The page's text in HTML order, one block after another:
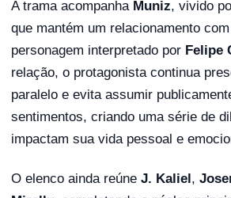
A trama acompanha Muniz, vivido
que mantém um relacionamento com
personagem interpretado por Felipe
relação, o protagonista continua
paralelo e evita assumir
sentimentos, criando uma série de
impactam sua vida pessoal e
O elenco ainda reúne J. Kaliel ,